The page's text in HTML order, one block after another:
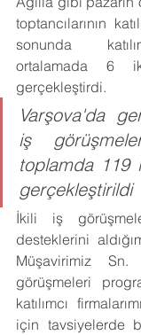
toptancılarının
sonunda
ortalamada 6
gerçekleştirdi.
Varşova'da
iş
toplamda 119
gerçekleştirildi
İkili iş
desteklerini
Müşavirimiz
görüşmeleri
katılımcı
için tavsiyelerde